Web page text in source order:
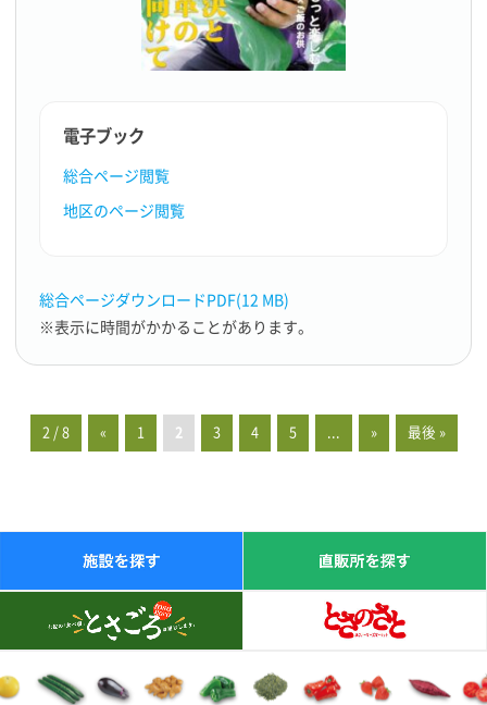
電子ブック
総合ページ閲覧
地区のページ閲覧
総合ページダウンロードPDF(12 MB)
※表示に時間がかかることがあります。
2 / 8 « 1 2 3 4 5 » 最後 »